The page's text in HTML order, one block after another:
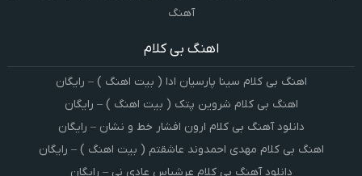
آهنگ
اهنگ بی کلام
اهنگ بی کلام سینا پارسیان ادا ( بیت اهنگ ) – رایگان
اهنگ بی کلام شروین پتک ( بیت اهنگ ) – رایگان
دانلود آهنگ بی کلام ارون افشار خط و نشان – رایگان
اهنگ بی کلام مهدی احمدوند عاشقتم ( بیت اهنگ ) – رایگان
دانلود آهنگ بی کلام عرشیاس عادی نی – رایگان